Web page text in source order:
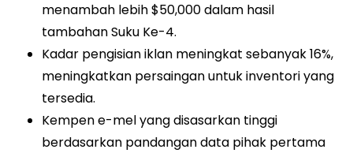
menambah lebih $50,000 dalam hasil
tambahan Suku Ke-4.
Kadar pengisian iklan meningkat sebanyak 16%,
meningkatkan persaingan untuk inventori yang
tersedia.
Kempen e-mel yang disasarkan tinggi
berdasarkan pandangan data pihak pertama